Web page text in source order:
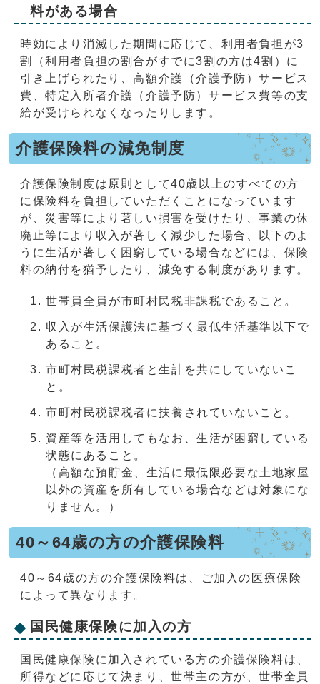
料がある場合
時効により消滅した期間に応じて、利用者負担が3
割（利用者負担の割合がすでに3割の方は4割）に
引き上げられたり、高額介護（介護予防）サービス
費、特定入所者介護（介護予防）サービス費等の支
給が受けられなくなったりします。
介護保険料の減免制度
介護保険制度は原則として40歳以上のすべての方
に保険料を負担していただくことになっています
が、災害等により著しい損害を受けたり、事業の休
廃止等により収入が著しく減少した場合、以下のよ
うに生活が著しく困窮している場合などには、保険
料の納付を猶予したり、減免する制度があります。
世帯員全員が市町村民税非課税であること。
収入が生活保護法に基づく最低生活基準以下で
あること。
市町村民税課税者と生計を共にしていないこ
と。
市町村民税課税者に扶養されていないこと。
資産等を活用してもなお、生活が困窮している
状態にあること。
（高額な預貯金、生活に最低限必要な土地家屋
以外の資産を所有している場合などは対象にな
りません。）
40～64歳の方の介護保険料
40～64歳の方の介護保険料は、ご加入の医療保険
によって異なります。
国民健康保険に加入の方
国民健康保険に加入されている方の介護保険料は、
所得などに応じて決まり、世帯主の方が、世帯全員